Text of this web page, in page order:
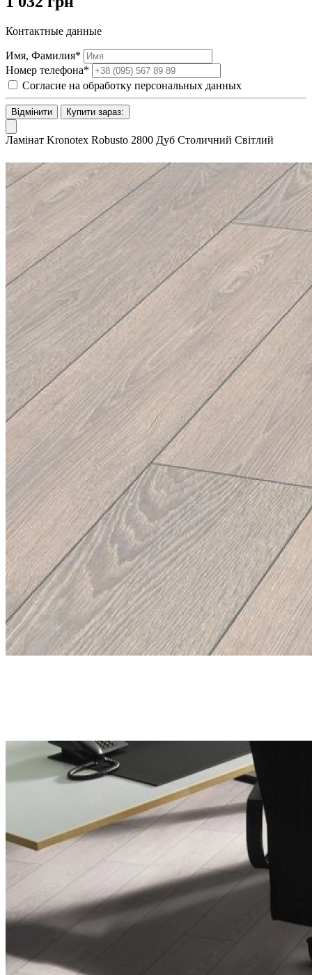
Контактные данные
Имя, Фамилия*
Номер телефона*
Согласие на обработку персональных данных
Відмінити Купити зараз:
Ламінат Kronotex Robusto 2800 Дуб Столичний Світлий